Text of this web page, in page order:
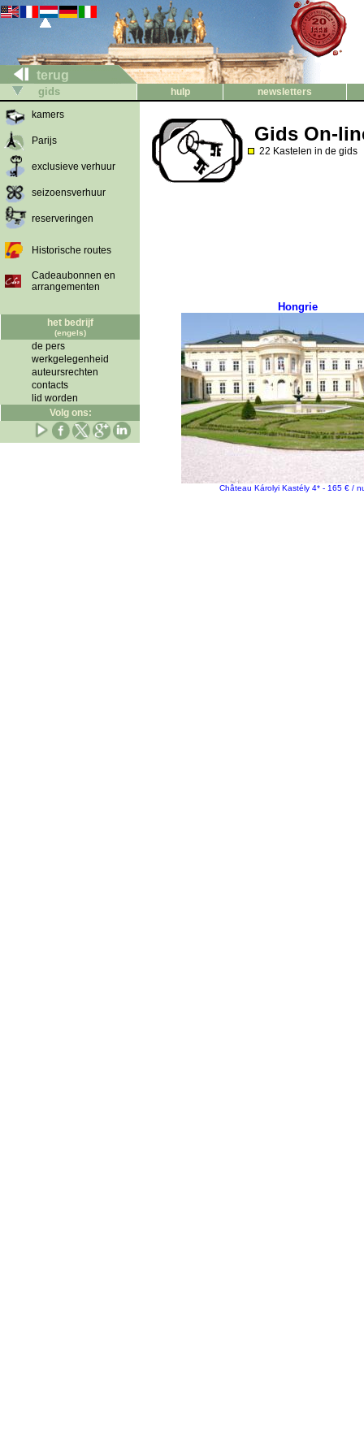
terug
gids hulp
newsletters
kamers
Parijs
exclusieve verhuur
seizoensverhuur
reserveringen
Historische routes
Cadeaubonnen en
arrangementen
het bedrijf
(engels)
de pers
werkgelegenheid
auteursrechten
contacts
lid worden
Volg ons:
Gids On-
22 Kastelen in de gids
Hongrie
Château Károlyi Kastély 4* - 165 € /